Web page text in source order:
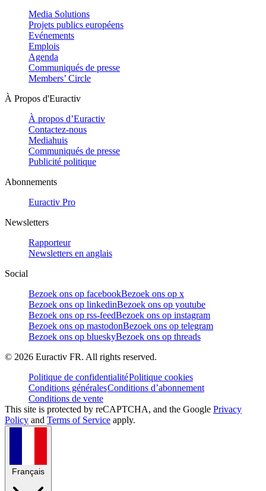
Media Solutions
Projets publics européens
Evénements
Emplois
Agenda
Communiqués de presse
Members’ Circle
À Propos d'Euractiv
À propos d’Euractiv
Contactez-nous
Mediahuis
Communiqués de presse
Publicité politique
Abonnements
Euractiv Pro
Newsletters
Rapporteur
Newsletters en anglais
Social
Bezoek ons op facebookBezoek ons op x
Bezoek ons op linkedinBezoek ons op youtube
Bezoek ons op rss-feedBezoek ons op instagram
Bezoek ons op mastodonBezoek ons op telegram
Bezoek ons op blueskyBezoek ons op threads
© 2026 Euractiv FR. All rights reserved.
Politique de confidentialitéPolitique cookies
Conditions généralesConditions d’abonnement
Conditions de vente
This site is protected by reCAPTCHA, and the Google Privacy
Policy and Terms of Service apply.
Français